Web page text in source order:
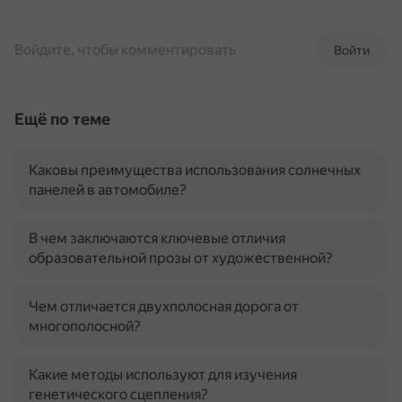
Войти
Войдите, чтобы комментировать
Ещё по теме
Каковы преимущества использования солнечных
панелей в автомобиле?
В чем заключаются ключевые отличия
образовательной прозы от художественной?
Чем отличается двухполосная дорога от
многополосной?
Какие методы используют для изучения
генетического сцепления?